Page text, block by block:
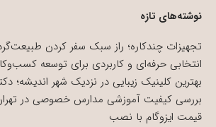
نوشته‌های تازه
تجهیزات چندکاره؛ راز سبک سفر کردن
انتخابی حرفه‌ای و کاربردی برای توسعه
بهترین کلینیک زیبایی در نزدیک شهر اندیشه؛
بررسی کیفیت آموزشی مدارس خصوصی در
قیمت ایزوگام با نصب